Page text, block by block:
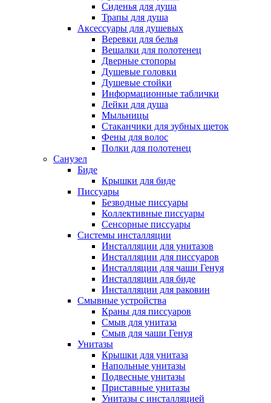
Сиденья для душа
Трапы для душа
Аксессуары для душевых
Веревки для белья
Вешалки для полотенец
Дверные стопоры
Душевые головки
Душевые стойки
Информационные таблички
Лейки для душа
Мыльницы
Стаканчики для зубных щеток
Фены для волос
Полки для полотенец
Санузел
Биде
Крышки для биде
Писсуары
Безводные писсуары
Коллективные писсуары
Сенсорные писсуары
Системы инсталляции
Инсталляции для унитазов
Инсталляции для писсуаров
Инсталляции для чаши Генуя
Инсталляции для биде
Инсталляции для раковин
Смывные устройства
Краны для писсуаров
Смыв для унитаза
Смыв для чаши Генуя
Унитазы
Крышки для унитаза
Напольные унитазы
Подвесные унитазы
Приставные унитазы
Унитазы с инсталляцией